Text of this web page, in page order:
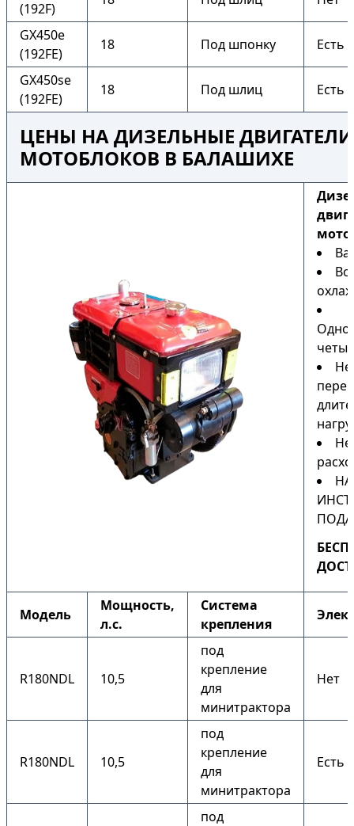
(192F)
GX450e
(192FE)
18 Под шпонку Есть
GX450se
(192FE)
18 Под шлиц Есть
ЦЕНЫ НА ДИЗЕЛЬНЫЕ
МОТОБЛОКОВ В БАЛАШИХЕ
Не
Модель
Мощность,
л.с.
Система
крепления
R180NDL 10,5
под
крепление
для
минитрактора
Нет
R180NDL 10,5
под
крепление
для
минитрактора
Есть
под